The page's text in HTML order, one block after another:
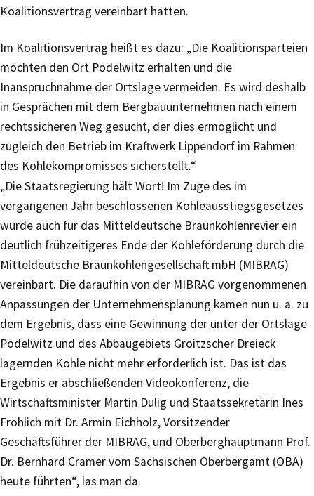
Koalitionsvertrag vereinbart hatten.
Im Koalitionsvertrag heißt es dazu: „Die Koalitionsparteien
möchten den Ort Pödelwitz erhalten und die
Inanspruchnahme der Ortslage vermeiden. Es wird deshalb
in Gesprächen mit dem Bergbauunternehmen nach einem
rechtssicheren Weg gesucht, der dies ermöglicht und
zugleich den Betrieb im Kraftwerk Lippendorf im Rahmen
des Kohlekompromisses sicherstellt.“
„Die Staatsregierung hält Wort! Im Zuge des im
vergangenen Jahr beschlossenen Kohleausstiegsgesetzes
wurde auch für das Mitteldeutsche Braunkohlenrevier ein
deutlich frühzeitigeres Ende der Kohleförderung durch die
Mitteldeutsche Braunkohlengesellschaft mbH (MIBRAG)
vereinbart. Die daraufhin von der MIBRAG vorgenommenen
Anpassungen der Unternehmensplanung kamen nun u. a. zu
dem Ergebnis, dass eine Gewinnung der unter der Ortslage
Pödelwitz und des Abbaugebiets Groitzscher Dreieck
lagernden Kohle nicht mehr erforderlich ist. Das ist das
Ergebnis er abschließenden Videokonferenz, die
Wirtschaftsminister Martin Dulig und Staatssekretärin Ines
Fröhlich mit Dr. Armin Eichholz, Vorsitzender
Geschäftsführer der MIBRAG, und Oberberghauptmann Prof.
Dr. Bernhard Cramer vom Sächsischen Oberbergamt (OBA)
heute führten“, las man da.